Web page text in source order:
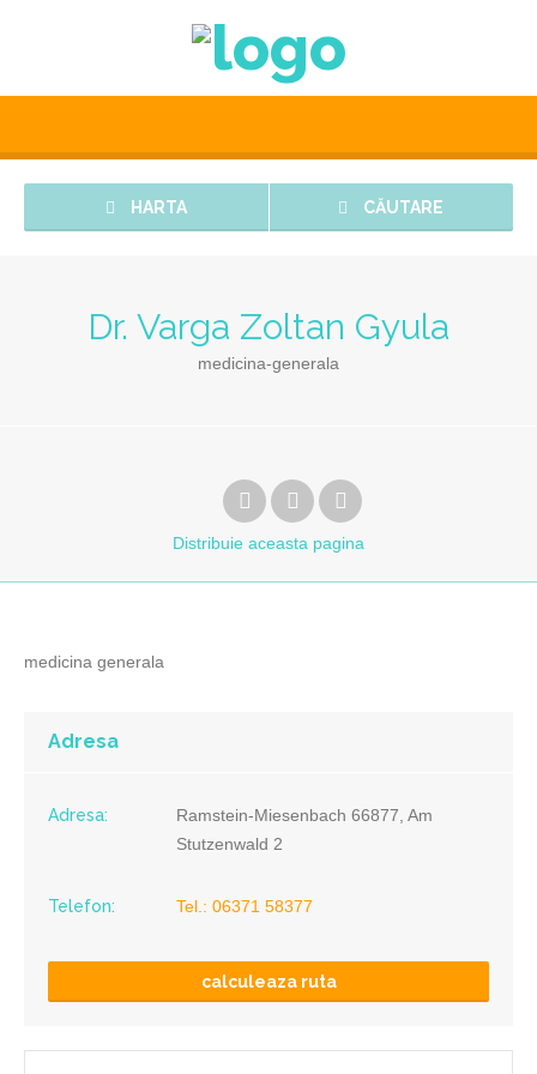
HARTA CĂUTARE
Dr. Varga Zoltan Gyula
medicina-generala
Distribuie aceasta pagina
medicina generala
Adresa
Adresa:
Ramstein-Miesenbach 66877, Am
Stutzenwald 2
Telefon: Tel.: 06371 58377
calculeaza ruta